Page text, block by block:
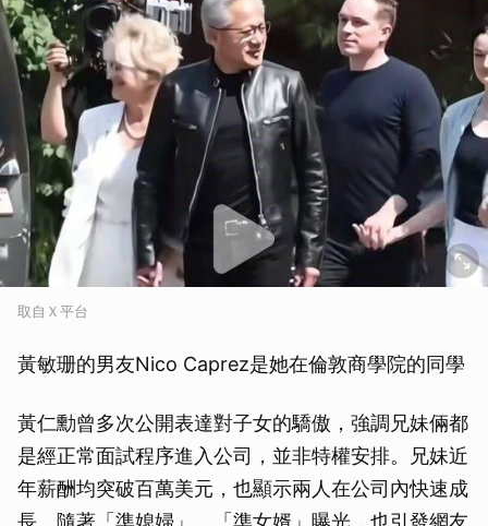
取自Ｘ平台
黃敏珊的男友Nico Caprez是她在倫敦商學院的同學
黃仁勳曾多次公開表達對子女的驕傲，強調兄妹倆都
是經正常面試程序進入公司，並非特權安排。兄妹近
年薪酬均突破百萬美元，也顯示兩人在公司內快速成
長。隨著「準媳婦」、「準女婿」曝光，也引發網友